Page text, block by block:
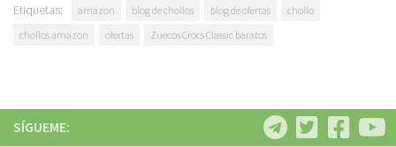
Etiquetas: amazon blog de chollos blog de ofertas
chollo
chollos amazon
ofertas Zuecos Crocs Classic baratos
SÍGUEME: